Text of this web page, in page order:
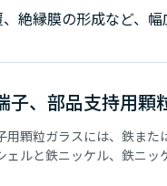
絶縁膜の形成など、幅
子、部品支持用顆
用顆粒ガラスには、鉄また
ェルと鉄ニッケル、鉄ニッ